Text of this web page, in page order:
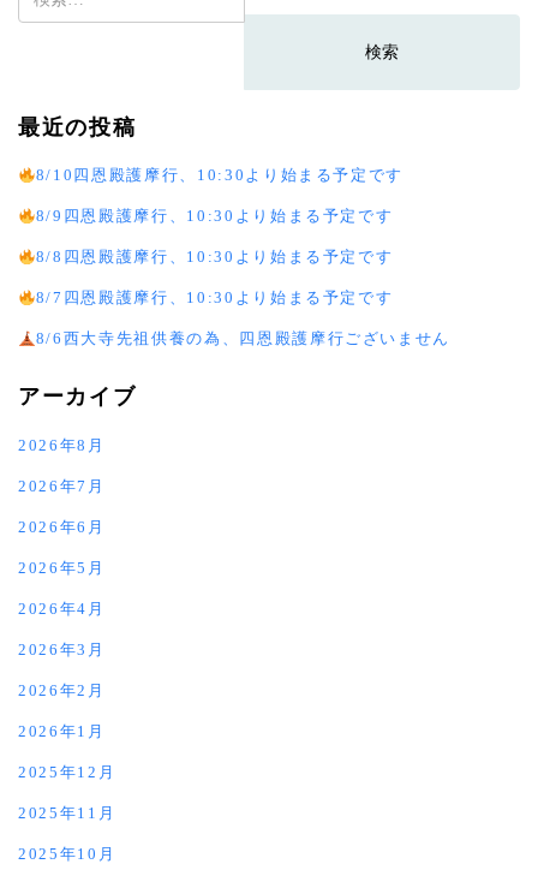
索:
最近の投稿
8/10四恩殿護摩行、10:30より始まる予定です
8/9四恩殿護摩行、10:30より始まる予定です
8/8四恩殿護摩行、10:30より始まる予定です
8/7四恩殿護摩行、10:30より始まる予定です
8/6西大寺先祖供養の為、四恩殿護摩行ございません
アーカイブ
2026年8月
2026年7月
2026年6月
2026年5月
2026年4月
2026年3月
2026年2月
2026年1月
2025年12月
2025年11月
2025年10月